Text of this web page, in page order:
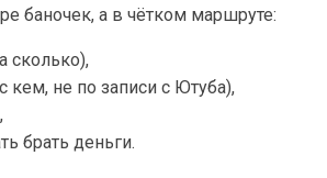
баночек, а в чётком маршруте:
сколько),
кем, не по записи с Ютуба),
брать деньги.